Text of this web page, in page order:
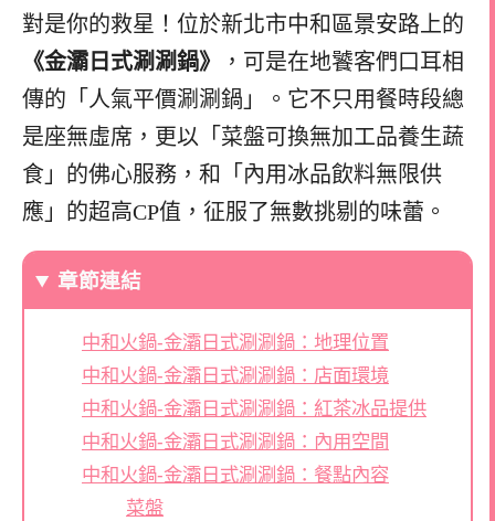
對是你的救星！位於新北市中和區景安路上的
《金灞日式涮涮鍋》
，可是在地饕客們口耳相
傳的「人氣平價涮涮鍋」。它不只用餐時段總
是座無虛席，更以「菜盤可換無加工品養生蔬
食」的佛心服務，和「內用冰品飲料無限供
應」的超高CP值，征服了無數挑剔的味蕾。
章節連結
中和火鍋-金灞日式涮涮鍋：地理位置
中和火鍋-金灞日式涮涮鍋：店面環境
中和火鍋-金灞日式涮涮鍋：紅茶冰品提供
中和火鍋-金灞日式涮涮鍋：內用空間
中和火鍋-金灞日式涮涮鍋：餐點內容
菜盤